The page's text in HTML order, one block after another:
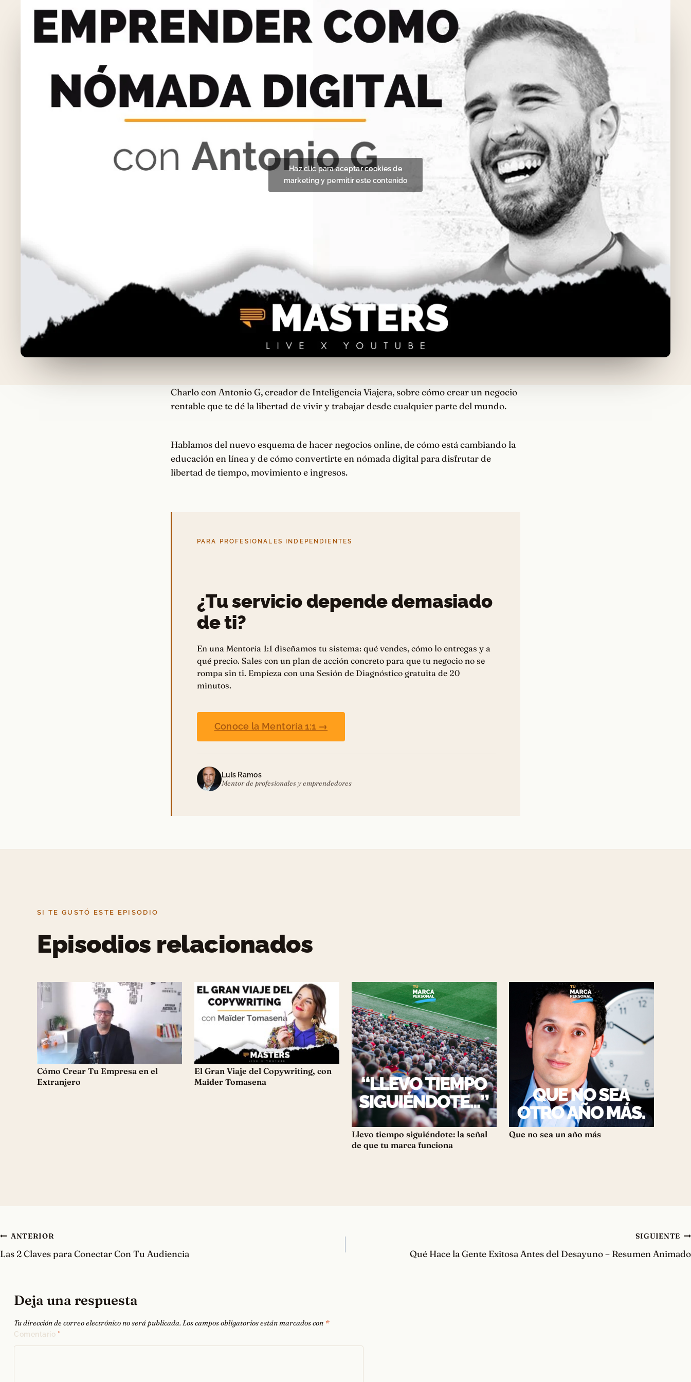
Haz clic para aceptar cookies de
marketing y permitir este contenido
Charlo con Antonio G, creador de Inteligencia Viajera, sobre cómo crear un negocio
rentable que te dé la libertad de vivir y trabajar desde cualquier parte del mundo.
Hablamos del nuevo esquema de hacer negocios online, de cómo está cambiando la
educación en línea y de cómo convertirte en nómada digital para disfrutar de
libertad de tiempo, movimiento e ingresos.
PARA PROFESIONALES INDEPENDIENTES
¿Tu servicio depende demasiado
de ti?
En una Mentoría 1:1 diseñamos tu sistema: qué vendes, cómo lo entregas y a
qué precio. Sales con un plan de acción concreto para que tu negocio no se
rompa sin ti. Empieza con una Sesión de Diagnóstico gratuita de 20
minutos.
Conoce la Mentoría 1:1 →
Luis Ramos
Mentor de profesionales y emprendedores
SI TE GUSTÓ ESTE EPISODIO
Episodios relacionados
Cómo Crear Tu Empresa en el
Extranjero
El Gran Viaje del Copywriting, con
Maïder Tomasena
Llevo tiempo siguiéndote: la señal
de que tu marca funciona
Que no sea un año más
Navegación
de
ANTERIOR
Las 2 Claves para Conectar Con Tu Audiencia
SIGUIENTE
Qué Hace la Gente Exitosa Antes del Desayuno – Resumen Animado
Deja una respuesta
Tu dirección de correo electrónico no será publicada.Los campos obligatorios están marcados con *
Comentario *